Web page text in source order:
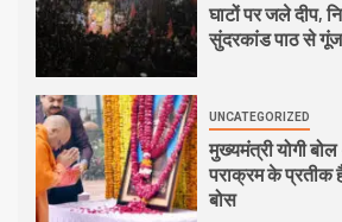
घाटों पर जले दीप,
सुंदरकांड पाठ से
UNCATEGORIZED
मुख्यमंत्री योगी बोल
पराक्रम के प्रतीक
बोस